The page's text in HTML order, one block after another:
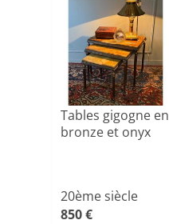
Tables gigogne en
bronze et onyx
20ème siècle
850 €